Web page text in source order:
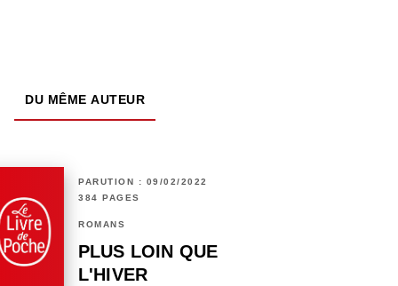
DU MÊME AUTEUR
PARUTION : 09/02/2022
384 PAGES
ROMANS
PLUS LOIN QUE
L'HIVER